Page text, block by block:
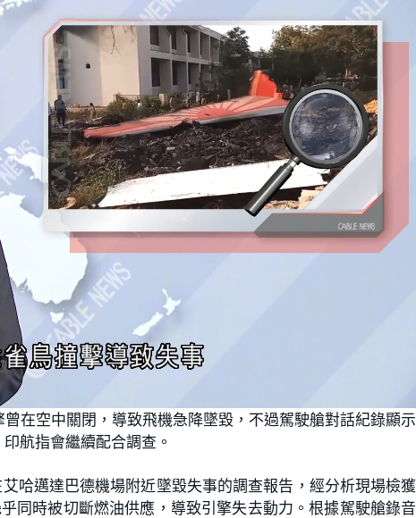
在空中關閉，導致飛機急降墜毀，不過駕駛艙對話紀錄顯
航指會繼續配合調查。
哈邁達巴德機場附近墜毀失事的調查報告，經分析現場檢
同時被切斷燃油供應，導致引擎失去動力。根據駕駛艙錄